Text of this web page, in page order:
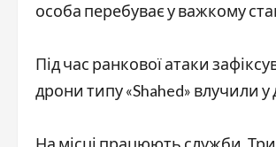
особа перебуває у важкому
Під час ранкової атаки
дрони типу «Shahed» влучили